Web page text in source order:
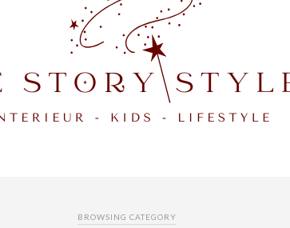
BROWSING CATEGORY